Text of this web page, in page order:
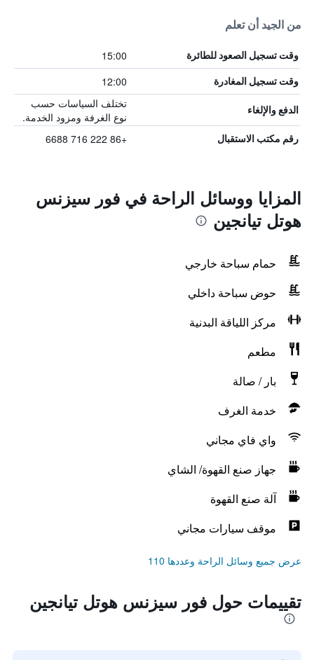
من الجيد أن تعلم
وقت تسجيل الصعود للطائرة 15:00
وقت تسجيل المغادرة 12:00
الدفع والإلغاء
تختلف السياسات حسب
نوع الغرفة ومزود الخدمة.
رقم مكتب الاستقبال +86 222 716 6688
المزايا ووسائل الراحة في فور سيزنس
هوتل تيانجين
حمام سباحة خارجي
حوض سباحة داخلي
مركز اللياقة البدنية
مطعم
بار / صالة
خدمة الغرف
واي فاي مجاني
جهاز صنع القهوة/ الشاي
آلة صنع القهوة
موقف سيارات مجاني
عرض جميع وسائل الراحة وعددها 110
تقييمات حول فور سيزنس هوتل تيانجين